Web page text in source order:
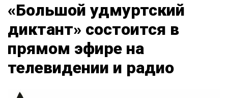
«Большой удмуртский
диктант» состоится в
прямом эфире на
телевидении и радио